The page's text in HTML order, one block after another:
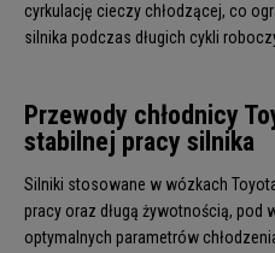
cyrkulację cieczy chłodzącej, co
silnika podczas długich cykli
Przewody chłodnicy
stabilnej pracy silnika
Silniki stosowane w wózkach
pracy oraz długą żywotnością, pod
optymalnych parametrów